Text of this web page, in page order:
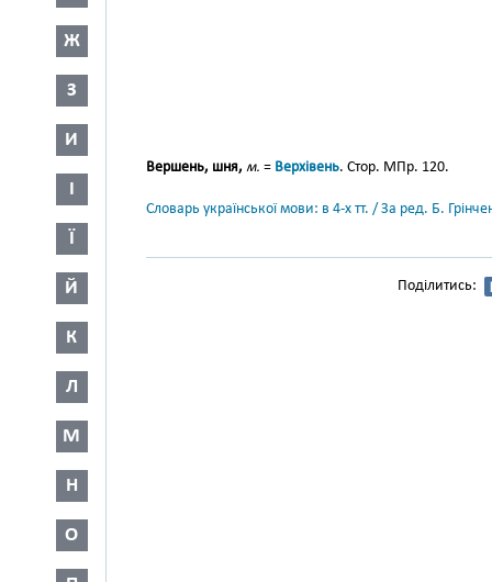
Ж
З
И
І
Ї
Й
К
Л
М
Н
О
Вершень, шня, м. = Верхівень. Стор. МПр. 120.
Словарь української мови: в 4-х тт. / За ред. Б.
Поділитись: